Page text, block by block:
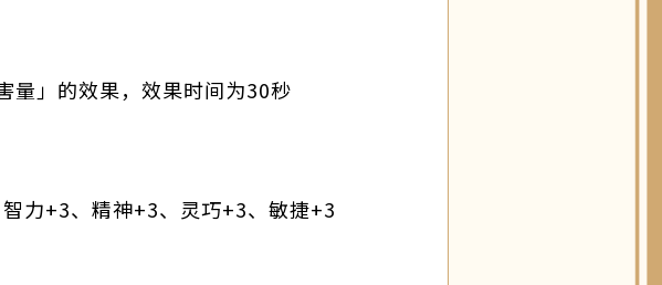
量」的效果，效果时间为30秒
力+3、精神+3、灵巧+3、敏捷+3